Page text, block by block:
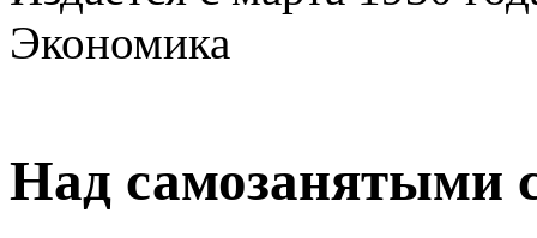
Экономика
Над самозанятыми